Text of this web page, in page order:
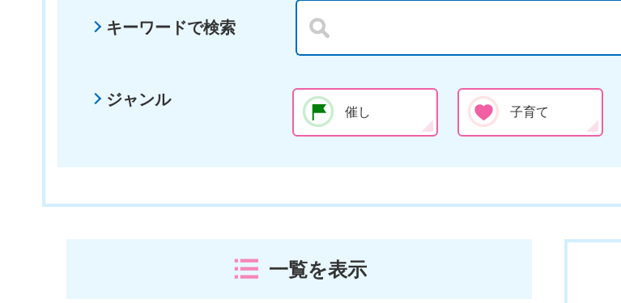
キーワードで検索
ジャンル
催し 子育て
一覧を表示